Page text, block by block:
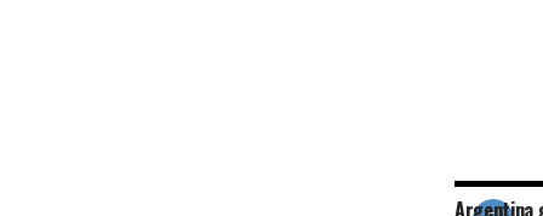
Argentina